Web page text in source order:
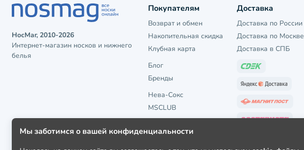
НосМаг, 2010-2026
Интернет-магазин носков и нижнего
белья
Покупателям
Возврат и обмен
Накопительная скидка
Клубная карта
Блог
Бренды
Нева-Сокс
MSCLUB
Доставка
Доставка по России
Доставка по Москве
Доставка в СПБ
Мы заботимся о вашей конфиденциальности